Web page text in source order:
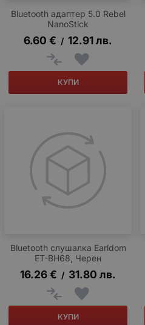
Bluetooth адаптер 5.0 Rebel
NanoStick
6.60 € / 12.91лв.
КУПИ
Bluetooth слушалка Earldom
ET-BH68, Черен
16.26€ / 31.80 лв.
КУПИ